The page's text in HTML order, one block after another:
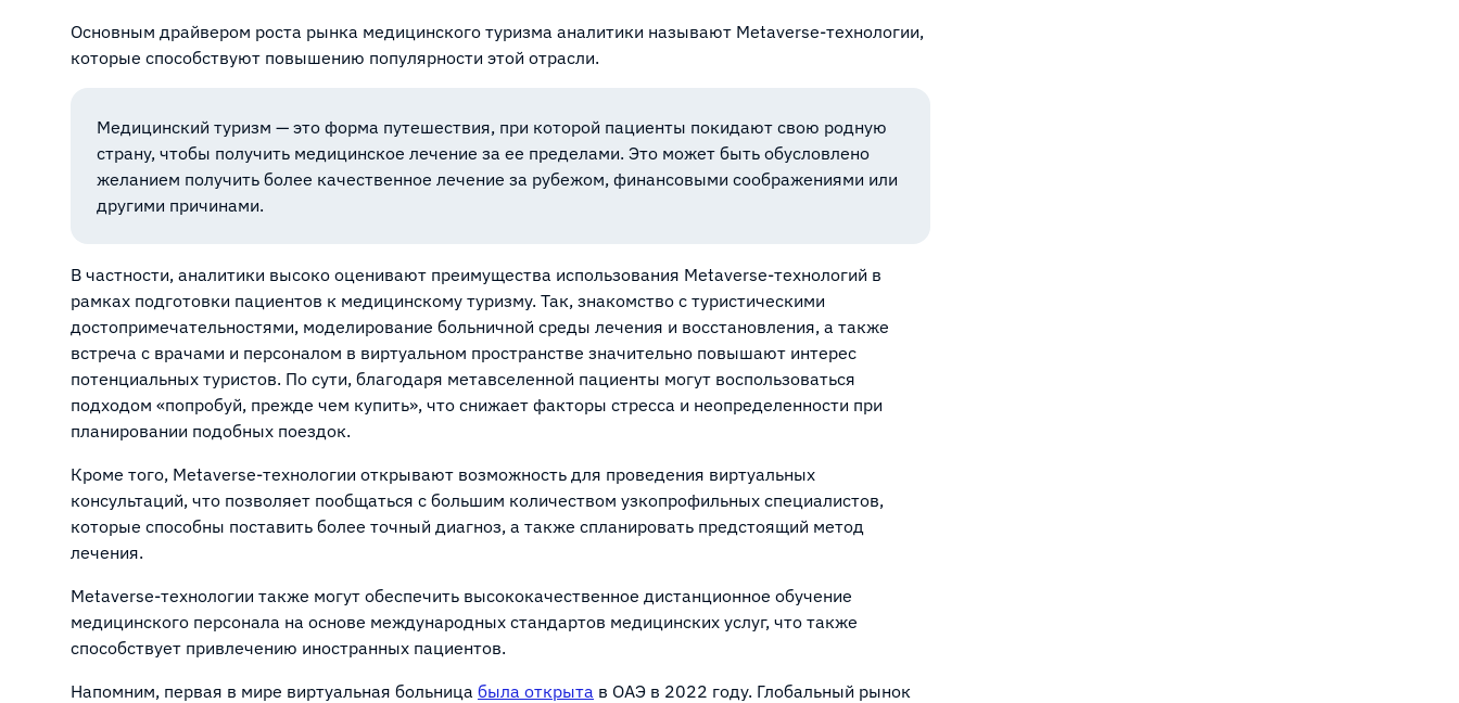
Основным драйвером роста рынка медицинского туризма аналитики называют Metaverse-технологии,
которые способствуют повышению популярности этой отрасли.
Медицинский туризм — это форма путешествия, при которой пациенты покидают свою родную
страну, чтобы получить медицинское лечение за ее пределами. Это может быть обусловлено
желанием получить более качественное лечение за рубежом, финансовыми соображениями или
другими причинами.
В частности, аналитики высоко оценивают преимущества использования Metaverse-технологий в
рамках подготовки пациентов к медицинскому туризму. Так, знакомство с туристическими
достопримечательностями, моделирование больничной среды лечения и восстановления, а также
встреча с врачами и персоналом в виртуальном пространстве значительно повышают интерес
потенциальных туристов. По сути, благодаря метавселенной пациенты могут воспользоваться
подходом «попробуй, прежде чем купить», что снижает факторы стресса и неопределенности при
планировании подобных поездок.
Кроме того, Metaverse-технологии открывают возможность для проведения виртуальных
консультаций, что позволяет пообщаться с большим количеством узкопрофильных специалистов,
которые способны поставить более точный диагноз, а также спланировать предстоящий метод
лечения.
Metaverse-технологии также могут обеспечить высококачественное дистанционное обучение
медицинского персонала на основе международных стандартов медицинских услуг, что также
способствует привлечению иностранных пациентов.
Напомним, первая в мире виртуальная больница была открыта в ОАЭ в 2022 году. Глобальный рынок